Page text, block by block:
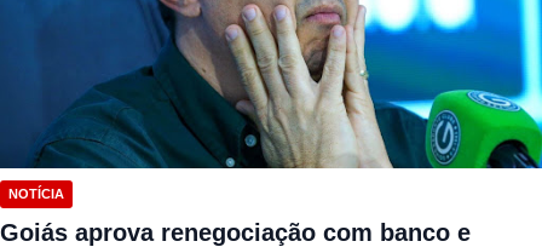
NOTÍCIA
Goiás aprova renegociação com banco e